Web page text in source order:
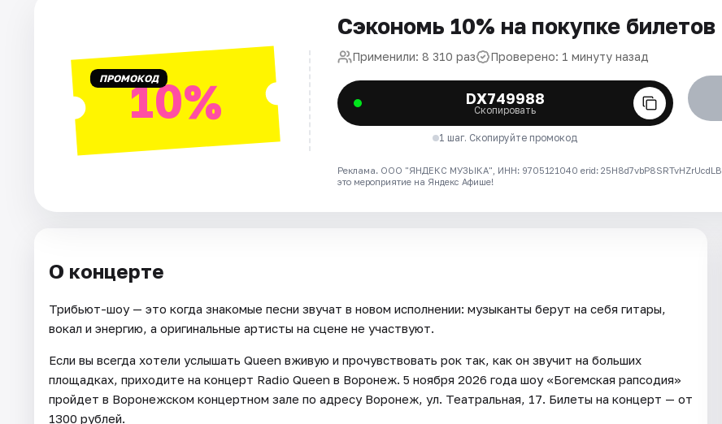
Артисты ПРОМОКОД10%
Сэкономь 10% на покупке билетов
Применили: 8 310 раз Проверено: 1 минуту назад
DX749988
Скопировать
1 шаг. Скопируйте промокод
Реклама. ООО "ЯНДЕКС МУЗЫКА", ИНН: 9705121040 erid: 25H8d7vbP8SRTvHZrUcdLB
это мероприятие на Яндекс Афише!
О концерте
Трибьют-шоу — это когда знакомые песни звучат в новом исполнении: музыканты берут на себя гитары,
вокал и энергию, а оригинальные артисты на сцене не участвуют.
Если вы всегда хотели услышать Queen вживую и прочувствовать рок так, как он звучит на больших
площадках, приходите на концерт Radio Queen в Воронеж. 5 ноября 2026 года шоу «Богемская рапсодия»
пройдет в Воронежском концертном зале по адресу Воронеж, ул. Театральная, 17. Билеты на концерт — от
1300 рублей.